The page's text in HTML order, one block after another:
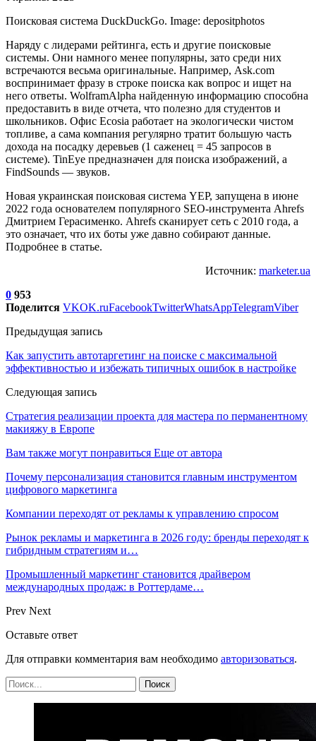
Поисковая система DuckDuckGo. Image: depositphotos
Наряду с лидерами рейтинга, есть и другие поисковые
системы. Они намного менее популярны, зато среди них
встречаются весьма оригинальные. Например, Ask.com
воспринимает фразу в строке поиска как вопрос и ищет на
него ответы. WolframAlpha найденную информацию способна
предоставить в виде отчета, что полезно для студентов и
школьников. Офис Ecosia работает на экологически чистом
топливе, а сама компания регулярно тратит большую часть
дохода на посадку деревьев (1 саженец = 45 запросов в
системе). TinEye предназначен для поиска изображений, а
FindSounds — звуков.
Новая украинская поисковая система YEP, запущена в июне
2022 года основателем популярного SEO-инструмента Ahrefs
Дмитрием Герасименко. Ahrefs сканирует сеть с 2010 года, а
это означает, что их боты уже давно собирают данные.
Подробнее в статье.
Источник: marketer.ua
0 953
Поделится VKOK.ruFacebookTwitterWhatsAppTelegramViber
Предыдущая запись
Как запустить автотаргетинг на поиске с максимальной
эффективностью и избежать типичных ошибок в настройке
Следующая запись
Стратегия реализации проекта для мастера по перманентному
макияжу в Европе
Вам также могут понравиться Еще от автора
Почему персонализация становится главным инструментом
цифрового маркетинга
Компании переходят от рекламы к управлению спросом
Рынок рекламы и маркетинга в 2026 году: бренды переходят к
гибридным стратегиям и…
Промышленный маркетинг становится драйвером
международных продаж: в Роттердаме…
Prev Next
Оставьте ответ
Для отправки комментария вам необходимо авторизоваться.